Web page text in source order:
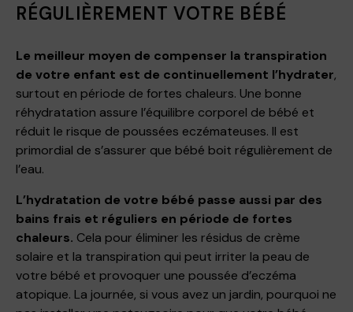
RÉGULIÈREMENT VOTRE BÉBÉ
Le meilleur moyen de compenser la transpiration
de votre enfant est de continuellement l’hydrater,
surtout en période de fortes chaleurs. Une bonne
réhydratation assure l’équilibre corporel de bébé et
réduit le risque de poussées eczémateuses. Il est
primordial de s’assurer que bébé boit régulièrement de
l’eau.
L’hydratation de votre bébé passe aussi par des
bains frais et réguliers en période de fortes
chaleurs. Cela pour éliminer les résidus de crème
solaire et la transpiration qui peut irriter la peau de
votre bébé et provoquer une poussée d’eczéma
atopique. La journée, si vous avez un jardin, pourquoi ne